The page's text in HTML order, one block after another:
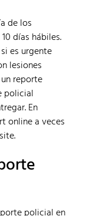
de los
días hábiles.
es urgente
lesiones
reporte
policial
En
online a veces
policial en